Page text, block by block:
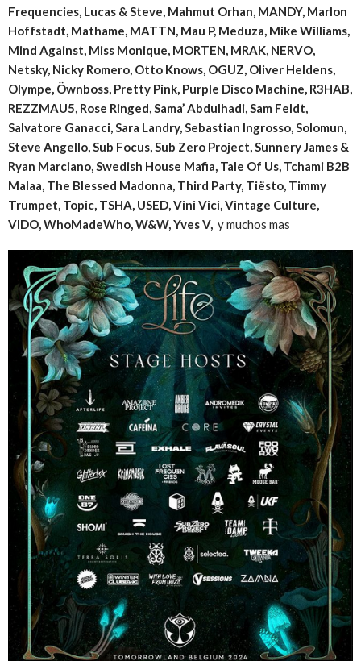
Frequencies, Lucas & Steve, Mahmut Orhan, MANDY, Marlon
Hoffstadt, Mathame, MATTN, Mau P, Meduza, Mike Williams,
Mind Against, Miss Monique, MORTEN, MRAK, NERVO,
Netsky, Nicky Romero, Otto Knows, OGUZ, Oliver Heldens,
Olympe, Öwnboss, Pretty Pink, Purple Disco Machine, R3HAB,
REZZMAU5, Rose Ringed, Sama’ Abdulhadi, Sam Feldt,
Salvatore Ganacci, Sara Landry, Sebastian Ingrosso, Solomun,
Steve Angello, Sub Focus, Sub Zero Project, Sunnery James &
Ryan Marciano, Swedish House Mafia, Tale Of Us, Tchami B2B
Malaa, The Blessed Madonna, Third Party, Tiësto, Timmy
Trumpet, Topic, TSHA, USED, Vini Vici, Vintage Culture,
VIDO, WhoMadeWho, W&W, Yves V, y muchos mas